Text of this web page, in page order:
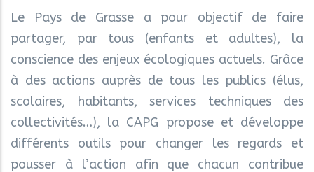
Le Pays de Grasse a pour objectif de faire
partager, par tous (enfants et adultes), la
conscience des enjeux écologiques actuels. Grâce
à des actions auprès de tous les publics (élus,
scolaires, habitants, services techniques des
collectivités…), la CAPG propose et développe
différents outils pour changer les regards et
pousser à l’action afin que chacun contribue